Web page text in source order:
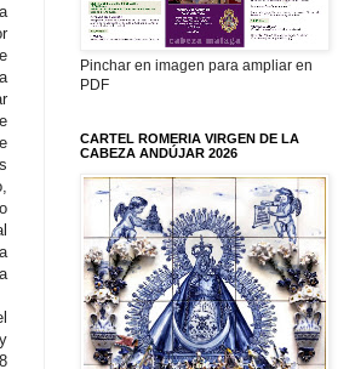
Pinchar en imagen para ampliar en
PDF
CARTEL ROMERIA VIRGEN DE LA
CABEZA ANDÚJAR 2026